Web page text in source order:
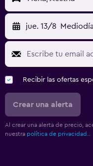
jue. 13/8
Recibir las ofertas
Crear una alerta
Al crear una alerta de precio,
nuestra política de privacidad.